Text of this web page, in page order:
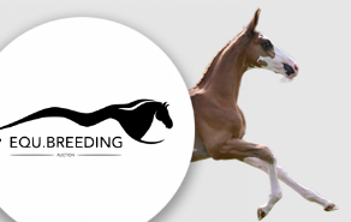
tijdens 11-november herdenking
VOLGENDE
moest tal van deelnemers